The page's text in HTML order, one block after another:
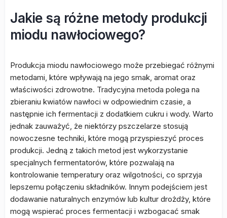
Jakie są różne metody produkcji
miodu nawłociowego?
Produkcja miodu nawłociowego może przebiegać różnymi
metodami, które wpływają na jego smak, aromat oraz
właściwości zdrowotne. Tradycyjna metoda polega na
zbieraniu kwiatów nawłoci w odpowiednim czasie, a
następnie ich fermentacji z dodatkiem cukru i wody. Warto
jednak zauważyć, że niektórzy pszczelarze stosują
nowoczesne techniki, które mogą przyspieszyć proces
produkcji. Jedną z takich metod jest wykorzystanie
specjalnych fermentatorów, które pozwalają na
kontrolowanie temperatury oraz wilgotności, co sprzyja
lepszemu połączeniu składników. Innym podejściem jest
dodawanie naturalnych enzymów lub kultur drożdży, które
mogą wspierać proces fermentacji i wzbogacać smak